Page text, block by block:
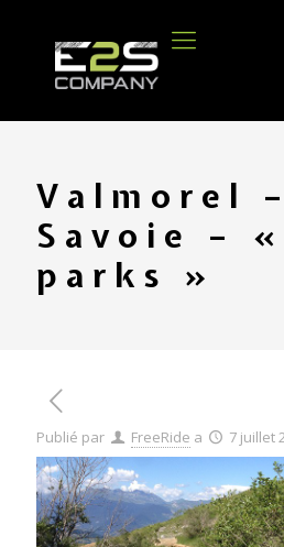
Valmorel –
Savoie –
parks »
Publié par FreeRide a 7 juillet